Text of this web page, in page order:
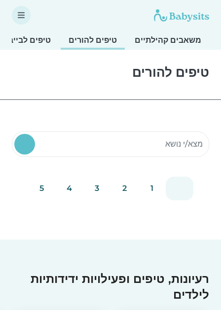
משאבים קהילתיים טיפים להורים טיפים
טיפים להורים
חיפוש משאבים קהילתיים
1
2
3
4
5
רעיונות, טיפים ופעילויות ידידותיות
לילדים